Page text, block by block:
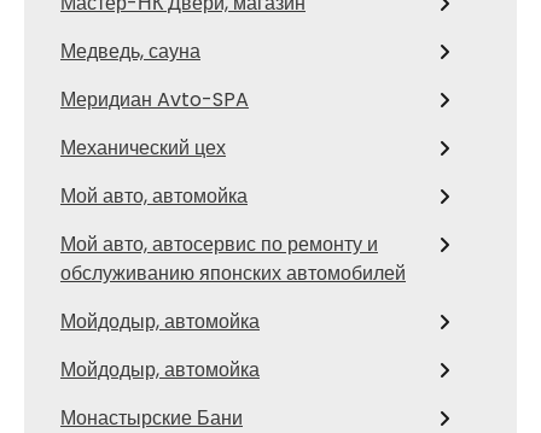
Медведь, сауна
Меридиан Avto-SPA
Механический цех
Мой авто, автомойка
Мой авто, автосервис по ремонту и
обслуживанию японских автомобилей
Мойдодыр, автомойка
Мойдодыр, автомойка
Монастырские Бани